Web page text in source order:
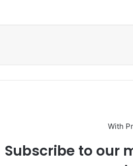
With
Subscribe to our